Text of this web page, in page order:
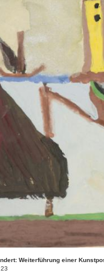
Weiterführung einer